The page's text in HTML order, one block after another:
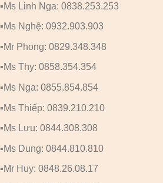
▪️Ms Linh Nga: 0838.253.253
▪️Ms Nghệ: 0932.903.903
▪️Mr Phong: 0829.348.348
▪️Ms Thy: 0858.354.354
▪️Ms Nga: 0855.854.854
▪️Ms Thiếp: 0839.210.210
▪️Ms Lưu: 0844.308.308
▪️Ms Dung: 0844.810.810
▪️Mr Huy: 0848.26.08.17